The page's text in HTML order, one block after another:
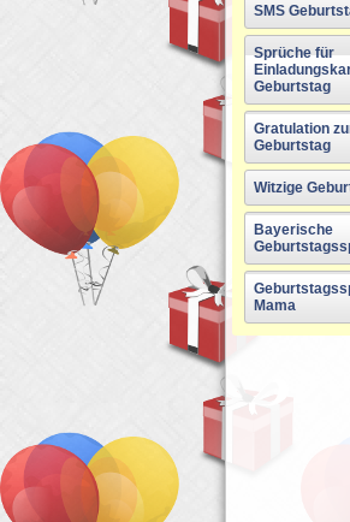
SMS
Sprüche für
Geburtstag
Gratulation
Geburtstag
Witzige
Bayerische
Mama